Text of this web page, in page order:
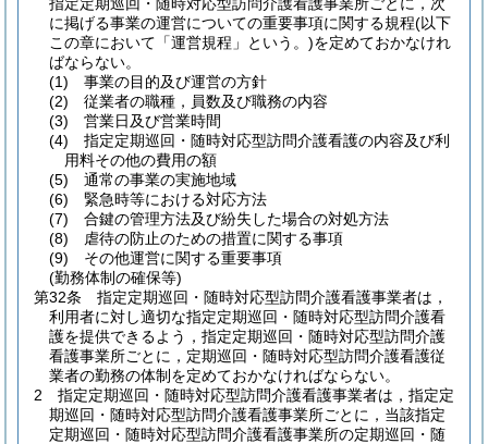
に掲げる事業の運営についての重要事項に関する規程(以下
この章において「運営規程」という。)を定めておかなけれ
ばならない。
(1)
事業の目的及び運営の方針
(2)
従業者の職種，員数及び職務の内容
(3)
営業日及び営業時間
(4)
指定定期巡回・随時対応型訪問介護看護の内容及び利
用料その他の費用の額
(5)
通常の事業の実施地域
(6)
緊急時等における対応方法
(7)
合鍵の管理方法及び紛失した場合の対処方法
(8)
虐待の防止のための措置に関する事項
(9)
その他運営に関する重要事項
(勤務体制の確保等)
第32条
指定定期巡回・随時対応型訪問介護看護事業者は，
利用者に対し適切な指定定期巡回・随時対応型訪問介護看
護を提供できるよう，指定定期巡回・随時対応型訪問介護
看護事業所ごとに，定期巡回・随時対応型訪問介護看護従
業者の勤務の体制を定めておかなければならない。
2
指定定期巡回・随時対応型訪問介護看護事業者は，指定定
期巡回・随時対応型訪問介護看護事業所ごとに，当該指定
定期巡回・随時対応型訪問介護看護事業所の定期巡回・随